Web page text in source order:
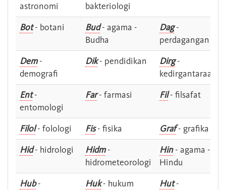
astronomi
bakteriologi
Bot- botani Bud- agama -
Budha
Dag-
perdagangan
Dem-
demografi
Dik- pendidikan Dirg-
kedirgantaraan
Ent-
entomologi
Far- farmasi Fil- filsafat
Filol- folologi Fis- fisika Graf- grafika
Hid- hidrologi Hidm-
hidrometeorologi
Hin- agama -
Hindu
Hub-
Huk- hukum Hut-